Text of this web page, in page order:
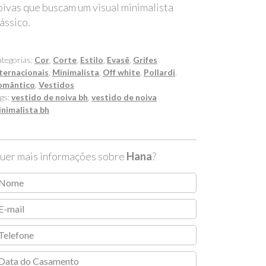
que buscam um visual minimalista
Cor Corte Estilo Evasê Grifes
Minimalista Off white Pollardi
Vestidos
vestido de noiva bh vestido de noiva
bh
mais informações sobre Hana?